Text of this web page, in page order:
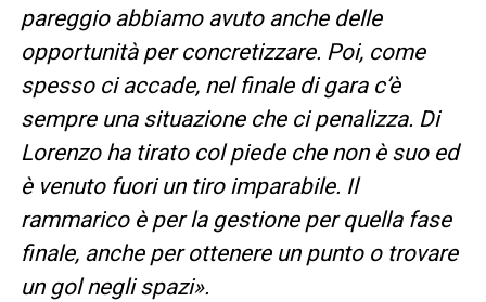
pareggio abbiamo avuto anche delle
opportunità per concretizzare. Poi, come
spesso ci accade, nel finale di gara c’è
sempre una situazione che ci penalizza. Di
Lorenzo ha tirato col piede che non è suo ed
è venuto fuori un tiro imparabile. Il
rammarico è per la gestione per quella fase
finale, anche per ottenere un punto o trovare
un gol negli spazi».